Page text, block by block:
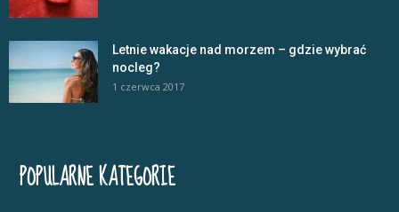
Letnie wakacje nad morzem – gdzie wybrać
nocleg?
1 czerwca 2017
POPULARNE KATEGORIE